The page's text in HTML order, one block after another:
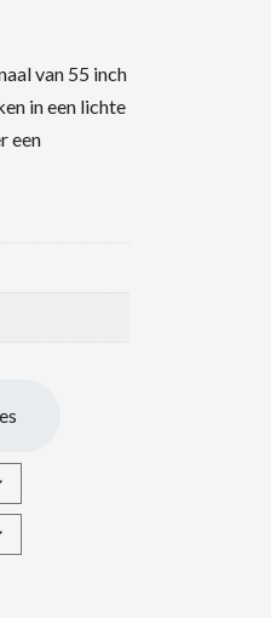
van 55 inch
in een lichte
een